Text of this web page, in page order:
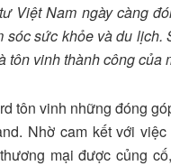
Việt Nam ngày càng
sóc sức khỏe và du lịch.
tôn vinh thành công của
tôn vinh những đóng
Nhờ cam kết với
mại được củng